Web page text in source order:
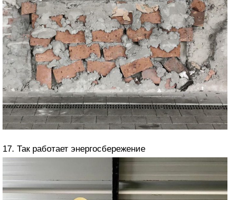
17. Так работает энергосбережение